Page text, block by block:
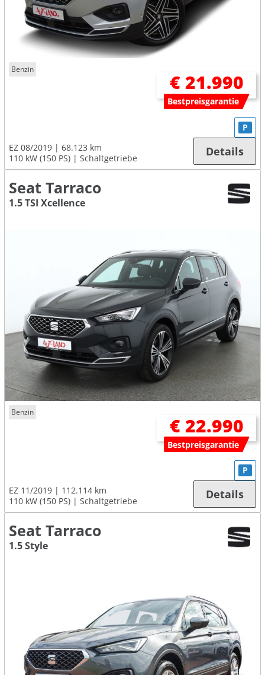
Benzin
€ 21.990
Bestpreisgarantie
EZ 08/2019
68.123 km
110 kW (150 PS)
Schaltgetriebe
P
Details
Seat Tarraco
1.5 TSI Xcellence
Benzin
€ 22.990
Bestpreisgarantie
EZ 11/2019
112.114 km
110 kW (150 PS)
Schaltgetriebe
P
Details
Seat Tarraco
1.5 Style